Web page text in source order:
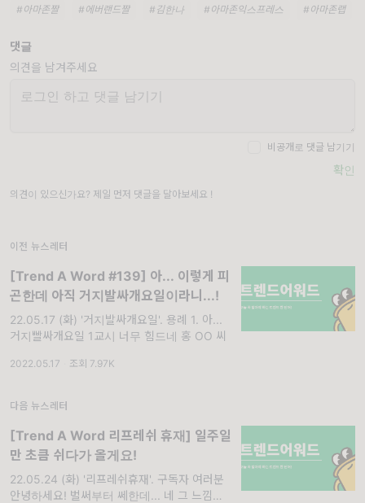
#아마존짤 #에버랜드짤 #김한나 #아마존익스프레스 #아마존랩
댓글
의견을 남겨주세요
비공개로 댓글 남기기
확인
의견이 있으신가요? 제일 먼저 댓글을 달아보세요 !
이전 뉴스레터
[Trend A Word #139] 아... 이렇게 피
곤한데 아직 거지발싸개요일이라니...!
22.05.17 (화) '거지발싸개요일'. 용례 1. 아...
거지빨싸개요일 1교시 너무 힘드네 홍 OO 씨
2022.05.17 조회 7.97K
다음 뉴스레터
[Trend A Word 리프레쉬 휴재] 일주일
만 초큼 쉬다가 올게요!
22.05.24 (화) '리프레쉬휴재'. 구독자 여러분
안녕하세요! 벌써부터 쎄한데... 네 그 느낌이